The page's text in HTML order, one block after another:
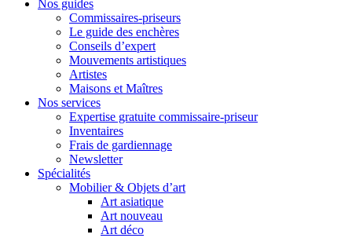
Nos guides
Commissaires-priseurs
Le guide des enchères
Conseils d’expert
Mouvements artistiques
Artistes
Maisons et Maîtres
Nos services
Expertise gratuite commissaire-priseur
Inventaires
Frais de gardiennage
Newsletter
Spécialités
Mobilier & Objets d’art
Art asiatique
Art nouveau
Art déco